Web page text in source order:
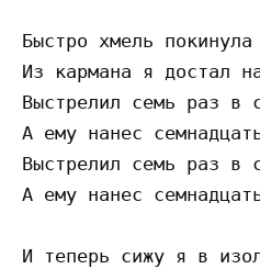
Быстро хмель
Из кармана я достал
Выстрелил семь раз в
А ему нанес
Выстрелил семь раз в
А ему нанес
И теперь сижу я в